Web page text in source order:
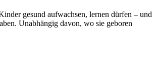
gesund aufwachsen, lernen dürfen – und
Unabhängig davon, wo sie geboren